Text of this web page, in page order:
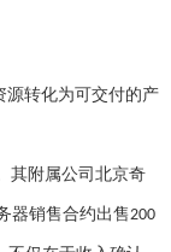
源转化为可交付的产
其附属公司北京奇
器销售合约出售200